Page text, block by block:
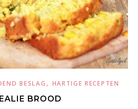
BESLAG , HARTIGE RECEPTEN
BROOD